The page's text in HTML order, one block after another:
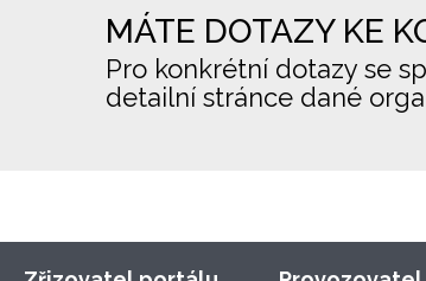
MÁTE DOTAZY KE
Pro konkrétní dotazy se
detailní stránce dané